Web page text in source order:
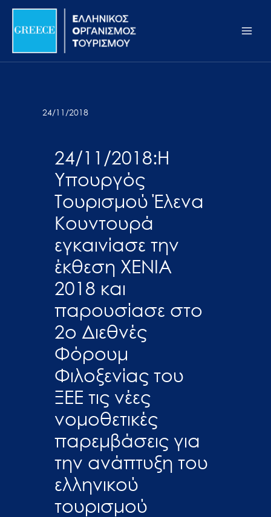
Σημείωση:
ιστότοπος
προσβασιμότητας.
Μετάβαση
περιεχόμενο
24/11/2018
24/11/2018:H
Υπουργός
Τουρισμού Έλενα
Κουντουρά
εγκαινίασε την
έκθεση XENIA
2018 και
παρουσίασε στο
2ο Διεθνές
Φόρουμ
Φιλοξενίας του
ΞΕΕ τις νέες
νομοθετικές
παρεμβάσεις για
την ανάπτυξη του
ελληνικού
τουρισμού